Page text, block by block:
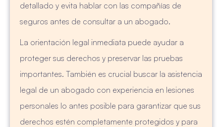
detallado y evita hablar con las compañías de
seguros antes de consultar a un abogado.
La orientación legal inmediata puede ayudar a
proteger sus derechos y preservar las pruebas
importantes. También es crucial buscar la asistencia
legal de un abogado con experiencia en lesiones
personales lo antes posible para garantizar que sus
derechos estén completamente protegidos y para